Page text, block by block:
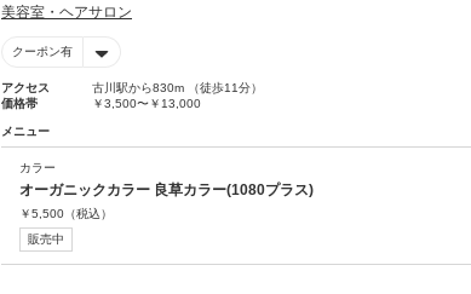
美容室・ヘアサロン
クーポン有
アクセス
古川駅から830m （徒歩11分）
価格帯
￥3,500〜￥13,000
メニュー
カラー
オーガニックカラー 良草カラー(1080プラス)
￥5,500 （税込）
販売中